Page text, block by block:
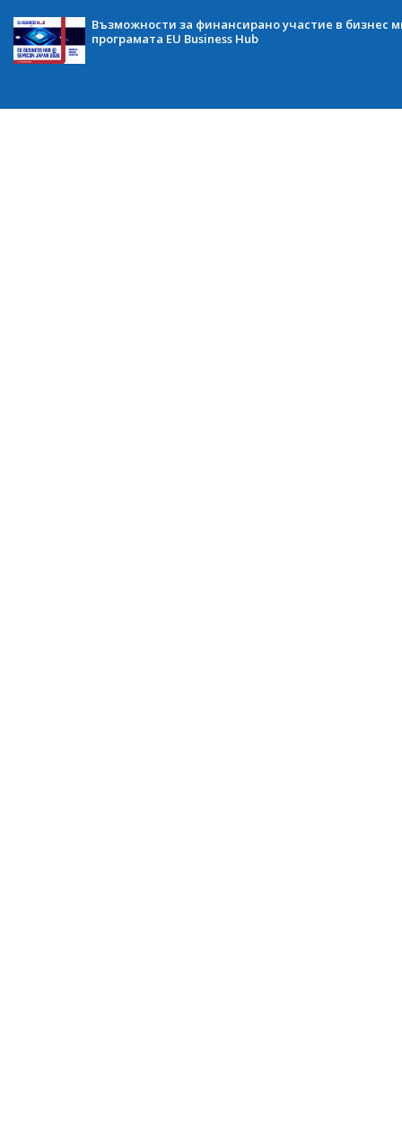
Възможности за финансирано участие в бизнес
програмата EU Business Hub